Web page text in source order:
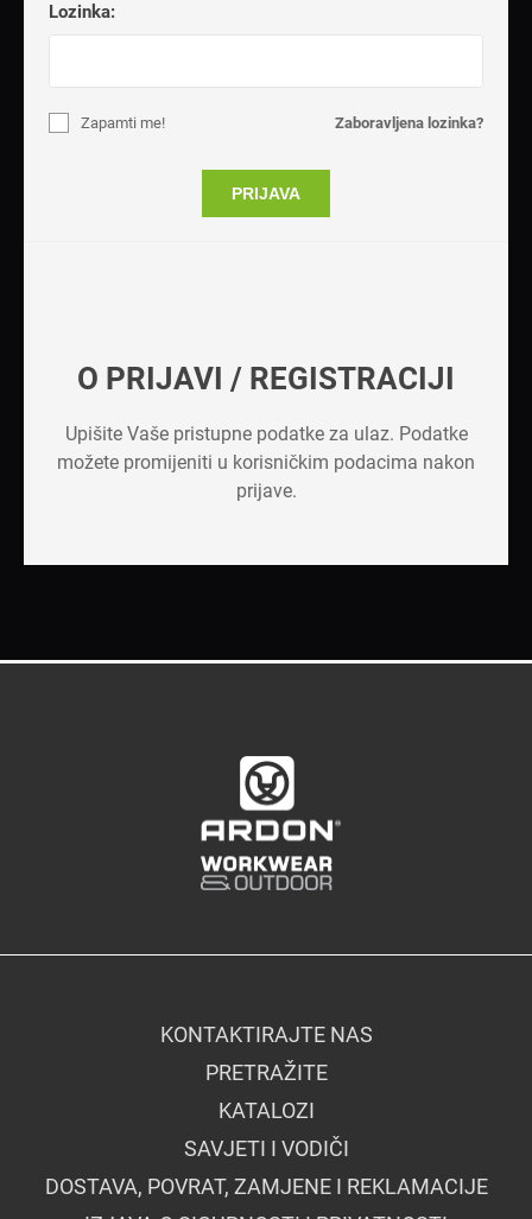
Lozinka:
Zaboravljena lozinka?
Zapamti me!
PRIJAVA
O PRIJAVI / REGISTRACIJI
Upišite Vaše pristupne podatke za ulaz. Podatke
možete promijeniti u korisničkim podacima nakon
prijave.
KONTAKTIRAJTE NAS
PRETRAŽITE
KATALOZI
SAVJETI I VODIČI
DOSTAVA, POVRAT, ZAMJENE I REKLAMACIJE